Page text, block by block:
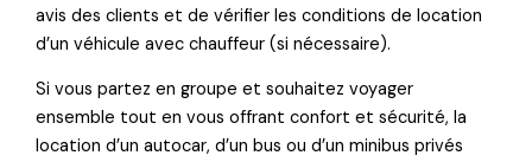
avis des clients et de vérifier les conditions de location
d’un véhicule avec chauffeur (si nécessaire).
Si vous partez en groupe et souhaitez voyager
ensemble tout en vous offrant confort et sécurité, la
location d’un autocar, d’un bus ou d’un minibus privés